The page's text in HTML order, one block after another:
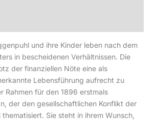
und ihre Kinder leben nach dem
in bescheidenen Verhältnissen. Die
der finanziellen Nöte eine als
Lebensführung aufrecht zu
Rahmen für den 1896 erstmals
der den gesellschaftlichen Konflikt der
Sie steht in ihrem Wunsch,